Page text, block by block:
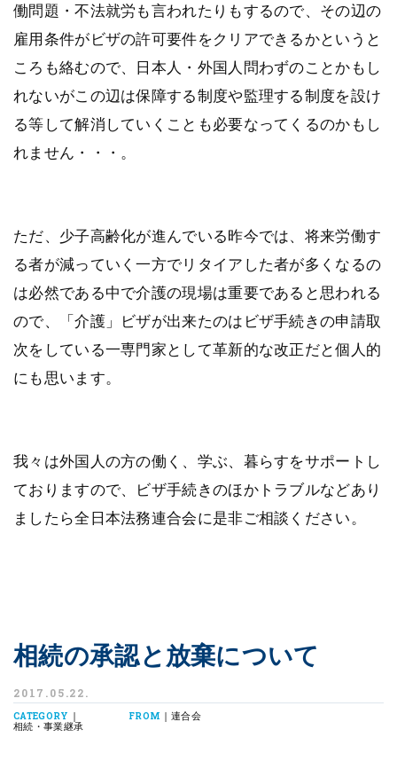
働問題・不法就労も言われたりもするので、その辺の
雇用条件がビザの許可要件をクリアできるかというと
ころも絡むので、日本人・外国人問わずのことかもし
れないがこの辺は保障する制度や監理する制度を設け
る等して解消していくことも必要なってくるのかもし
れません・・・。
ただ、少子高齢化が進んでいる昨今では、将来労働す
る者が減っていく一方でリタイアした者が多くなるの
は必然である中で介護の現場は重要であると思われる
ので、「介護」ビザが出来たのはビザ手続きの申請取
次をしている一専門家として革新的な改正だと個人的
にも思います。
我々は外国人の方の働く、学ぶ、暮らすをサポートし
ておりますので、ビザ手続きのほかトラブルなどあり
ましたら全日本法務連合会に是非ご相談ください。
相続の承認と放棄について
2017.05.22.
CATEGORY |
相続・事業継承
FROM | 連合会